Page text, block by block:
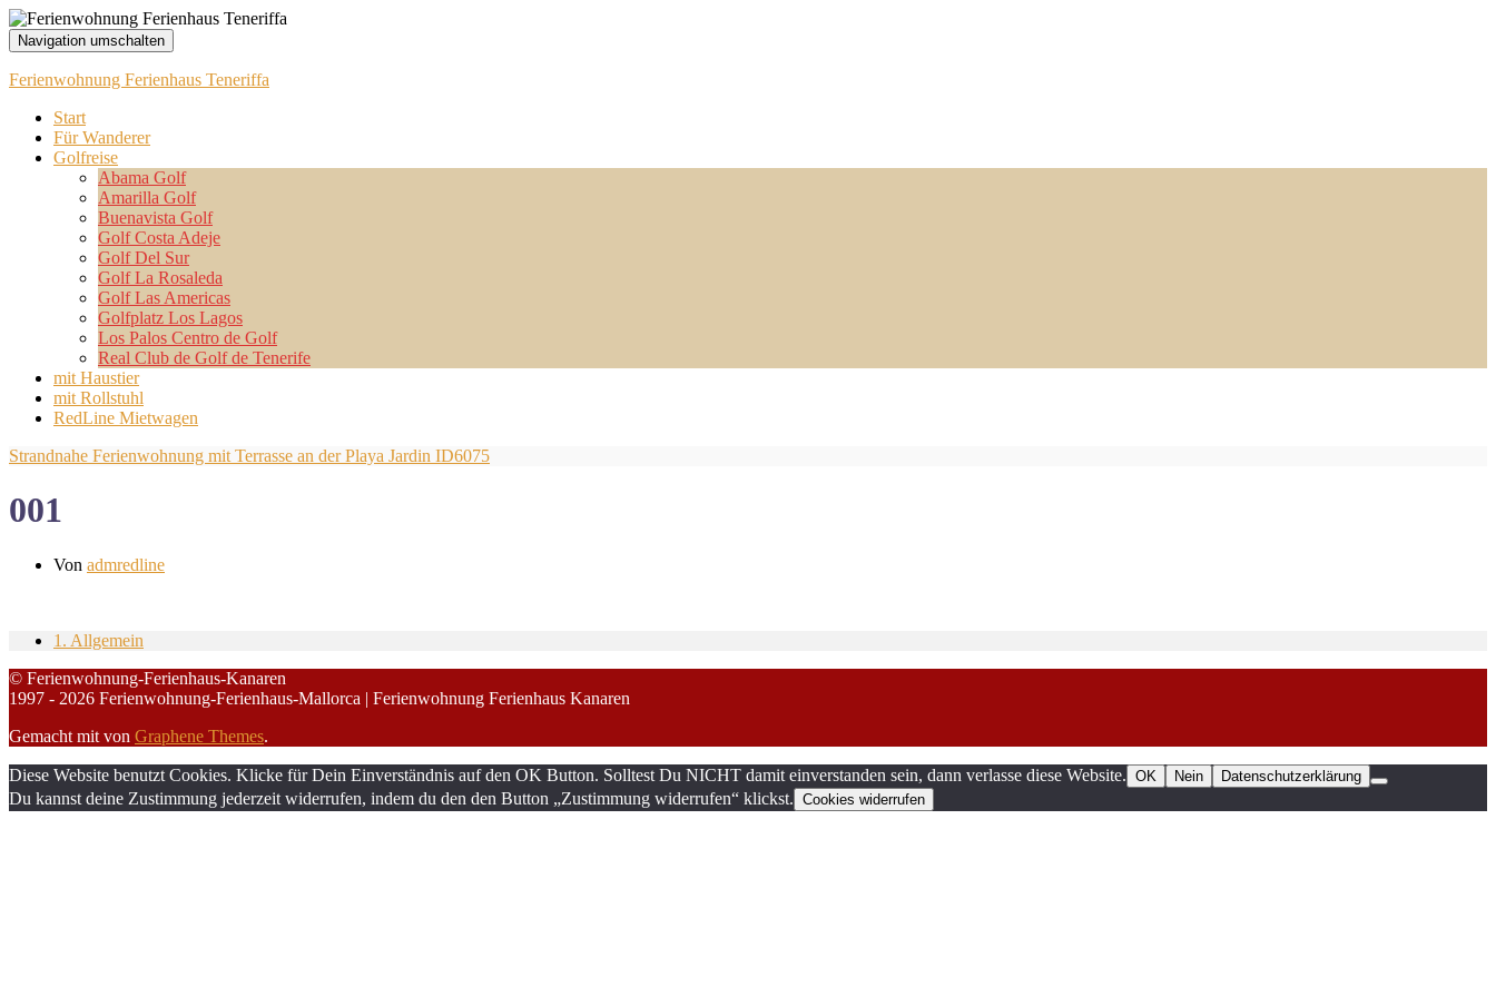
Navigation umschalten
Ferienwohnung Ferienhaus Teneriffa
Start
Für Wanderer
Golfreise
Abama Golf
Amarilla Golf
Buenavista Golf
Golf Costa Adeje
Golf Del Sur
Golf La Rosaleda
Golf Las Americas
Golfplatz Los Lagos
Los Palos Centro de Golf
Real Club de Golf de Tenerife
mit Haustier
mit Rollstuhl
RedLine Mietwagen
Strandnahe Ferienwohnung mit Terrasse an der Playa Jardin ID6075
001
Von admredline
1. Allgemein
© Ferienwohnung-Ferienhaus-Kanaren
1997 - 2026 Ferienwohnung-Ferienhaus-Mallorca | Ferienwohnung Ferienhaus Kanaren
Gemacht mit von Graphene Themes.
Diese Website benutzt Cookies. Klicke für Dein Einverständnis auf den OK Button. Solltest Du NICHT damit einverstanden sein, dann verlasse diese Website. OK Nein Datenschutzerklärung
Du kannst deine Zustimmung jederzeit widerrufen, indem du den den Button „Zustimmung widerrufen“ klickst. Cookies widerrufen